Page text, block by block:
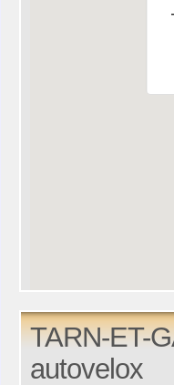
TARN-ET-
autovelox